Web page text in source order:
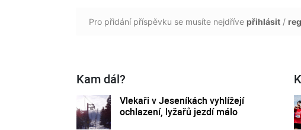
Pro přidání příspěvku se musíte nejdříve přihlásit /
Kam dál?
Vlekaři v Jeseníkách vyhlížejí
ochlazení, lyžařů jezdí málo